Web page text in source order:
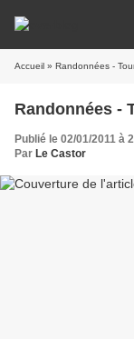
Accueil » Randonnées -
Randonnées -
Publié le 02/01/2011 à
Par Le Castor